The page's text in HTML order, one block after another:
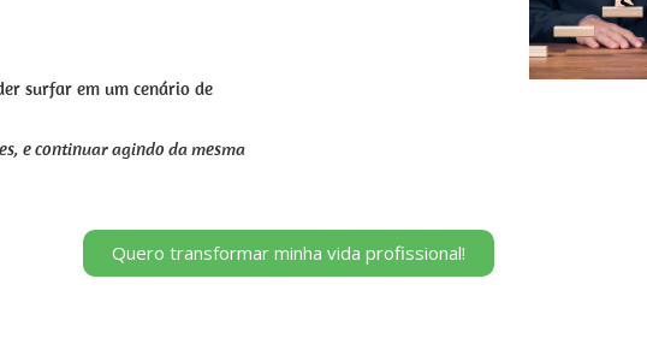
surfar em um cenário de
e continuar agindo da mesma
Quero transformar minha vida profissional!